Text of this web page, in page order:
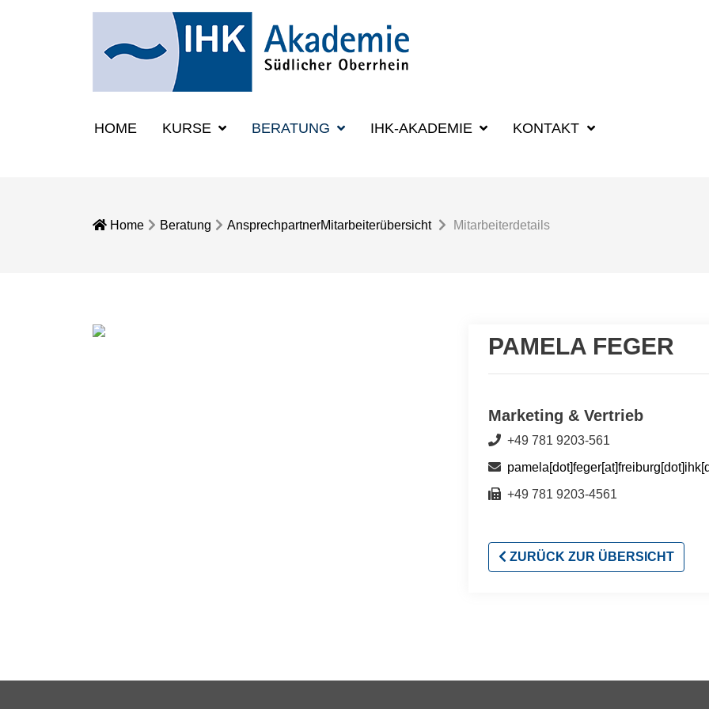
HOME KURSE BERATUNG IHK-AKADEMIE KONTAKT
Home Beratung AnsprechpartnerMitarbeiterübersicht Mitarbeiterdetails
PAMELA FEGER
Marketing & Vertrieb
+49 781 9203-561
+49 781 9203-4561
ZURÜCK ZUR ÜBERSICHT